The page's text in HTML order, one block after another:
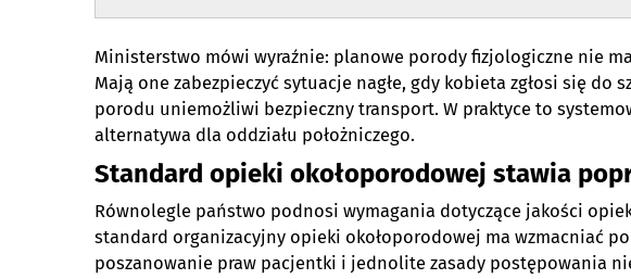
Ministerstwo mówi wyraźnie: planowe porody fizjologiczne nie
Mają one zabezpieczyć sytuacje nagłe, gdy kobieta zgłosi się do
porodu uniemożliwi bezpieczny transport. W praktyce to
alternatywa dla oddziału położniczego.
Standard opieki okołoporodowej stawia
Równolegle państwo podnosi wymagania dotyczące jakości
standard organizacyjny opieki okołoporodowej ma wzmacniać
poszanowanie praw pacjentki i jednolite zasady postępowania